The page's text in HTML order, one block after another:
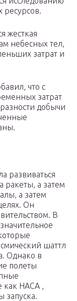
ресурсов.
жесткая
небесных тел,
затрат и
что с
затрат
добычи
развиваться
ракеты, а затем
а затем
Он
В
шаттл
Однако в
полеты
как НАСА ,
запуска.